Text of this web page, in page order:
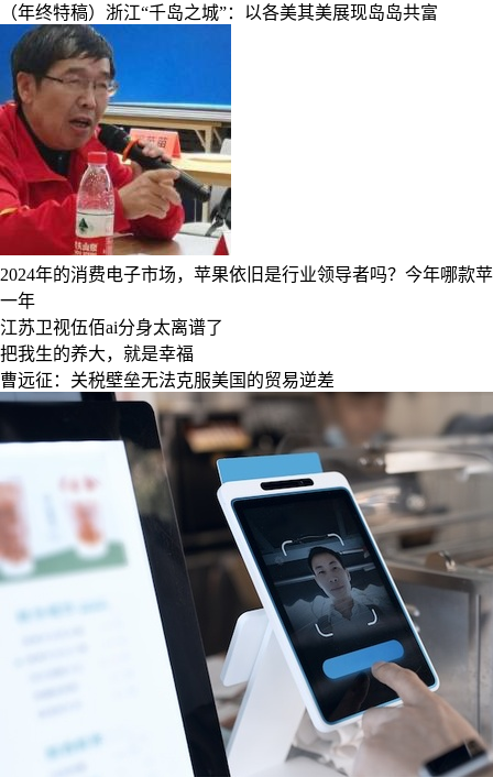
（年终特稿）浙江“千岛之城”：以各美其美展现岛岛共富
2024年的消费电子市场，苹果依旧是行业领导者吗？今年哪款
一年
江苏卫视伍佰ai分身太离谱了
把我生的养大，就是幸福
曹远征：关税壁垒无法克服美国的贸易逆差